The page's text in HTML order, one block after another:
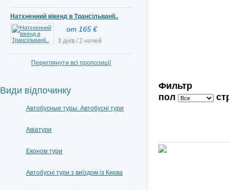
Фильтр
пол
Натхненний вікенд в Трансільванії..
от 165 €
3 днів / 2 ночей
Переглянути всі пропозиції
Види відпочинку
Автобусные туры. Автобусні тури
Авіатури
Економ тури
Автобусні тури з виїздом із Києва